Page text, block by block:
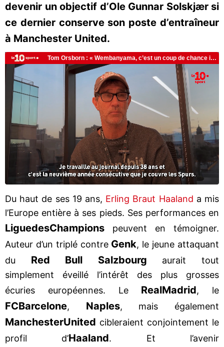
devenir un objectif d’Ole Gunnar Solskjær si
ce dernier conserve son poste d’entraîneur
à Manchester United.
Du haut de ses 19 ans, Erling Braut Haaland a mis
l’Europe entière à ses pieds. Ses performances en
LiguedesChampions peuvent en témoigner.
Auteur d’un triplé contre Genk, le jeune attaquant
du Red Bull Salzbourg aurait tout
simplement éveillé l’intérêt des plus grosses
écuries européennes. Le RealMadrid, le
FCBarcelone, Naples, mais également
ManchesterUnited cibleraient conjointement le
profil d’Haaland. Et l’avenir